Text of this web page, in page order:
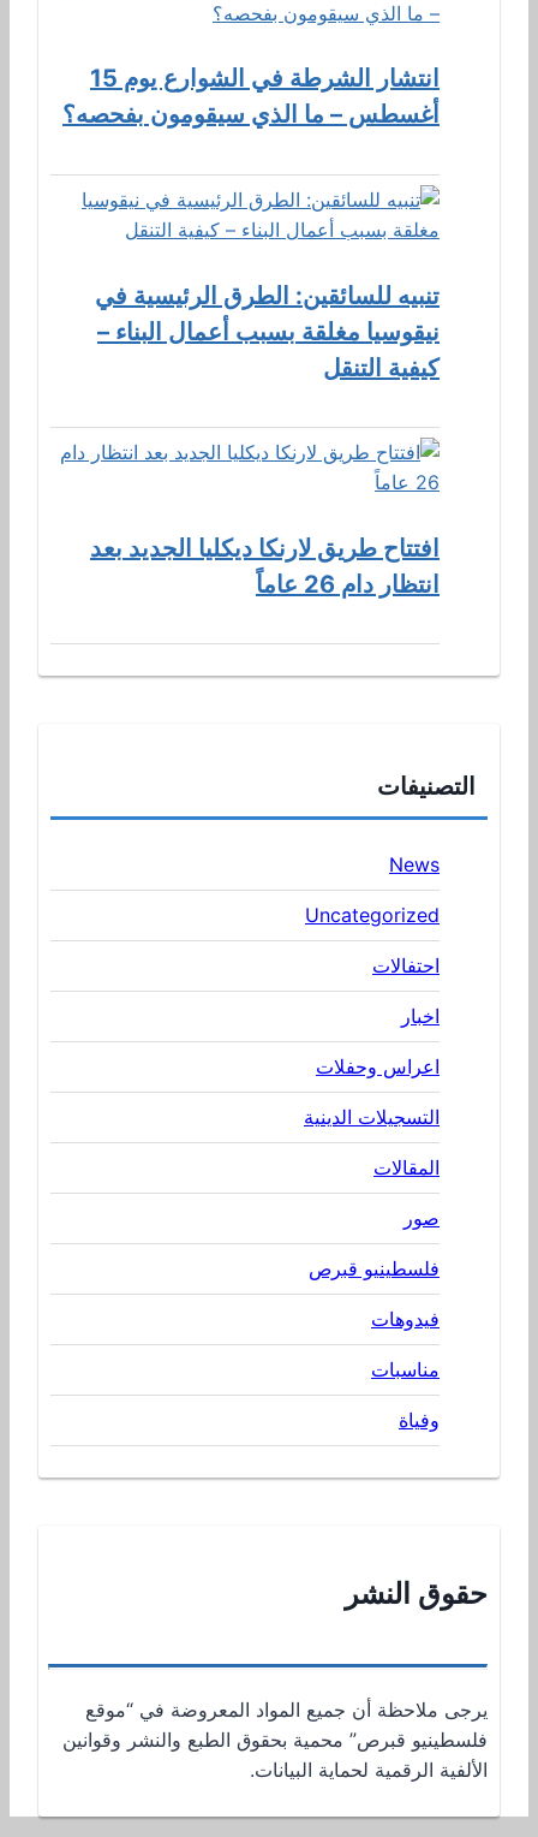
انتشار الشرطة في الشوارع يوم 15
أغسطس – ما الذي سيقومون بفحصه؟
تنبيه للسائقين: الطرق الرئيسية في
نيقوسيا مغلقة بسبب أعمال البناء –
كيفية التنقل
افتتاح طريق لارنكا ديكليا الجديد بعد
انتظار دام 26 عاماً
التصنيفات
News
Uncategorized
احتفالات
اخبار
اعراس وحفلات
التسجيلات الدينية
المقالات
صور
فلسطينيو قبرص
فيدوهات
مناسبات
وفياة
حقوق النشر
يرجى ملاحظة أن جميع المواد المعروضة في “موقع
فلسطينيو قبرص” محمية بحقوق الطبع والنشر وقوانين
الألفية الرقمية لحماية البيانات.